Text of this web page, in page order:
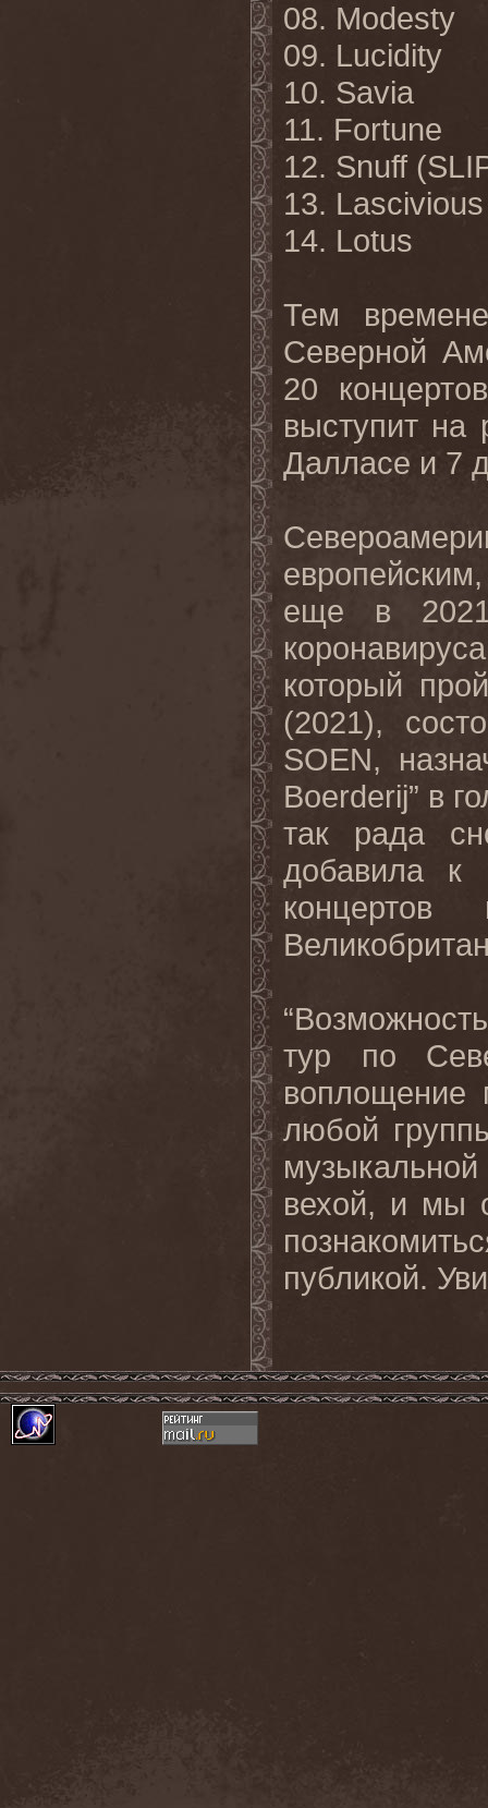
08. Modesty
09. Lucidity
10. Savia
11. Fortune
12. Snuff
13. Lascivious
14. Lotus
Тем
Северной
20
выступит на
Далласе и 7
еще в
который
(2021),
SOEN,
Boerderij” в
так рада
добавила к
тур по
воплощение
любой
вехой, и мы
публикой.